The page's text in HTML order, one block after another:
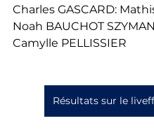
Charles GASCARD:
Noah BAUCHOT
Camylle PELLISSIER
Résultats sur le